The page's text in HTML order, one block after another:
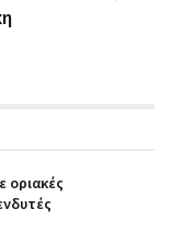
οριακές